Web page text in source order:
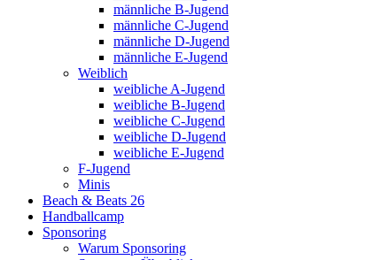
männliche B-Jugend
männliche C-Jugend
männliche D-Jugend
männliche E-Jugend
Weiblich
weibliche A-Jugend
weibliche B-Jugend
weibliche C-Jugend
weibliche D-Jugend
weibliche E-Jugend
F-Jugend
Minis
Beach & Beats 26
Handballcamp
Sponsoring
Warum Sponsoring